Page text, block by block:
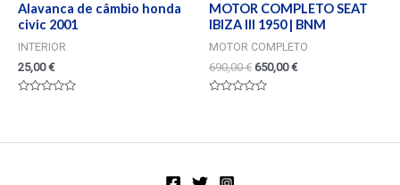
Alavanca de câmbio honda
civic 2001
INTERIOR
25,00€
5
MOTOR COMPLETO SEAT
IBIZA III 1950 | BNM
MOTOR COMPLETO
690,00€ 650,00€
5